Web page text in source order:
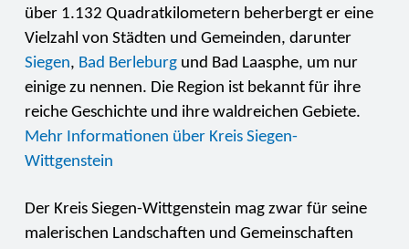
über 1.132 Quadratkilometern beherbergt er eine
Vielzahl von Städten und Gemeinden, darunter
Siegen, Bad Berleburgund Bad Laasphe, um nur
einige zu nennen. Die Region ist bekannt für ihre
reiche Geschichte und ihre waldreichen Gebiete.
Mehr Informationen über Kreis Siegen-
Wittgenstein
Der Kreis Siegen-Wittgenstein mag zwar für seine
malerischen Landschaften und Gemeinschaften